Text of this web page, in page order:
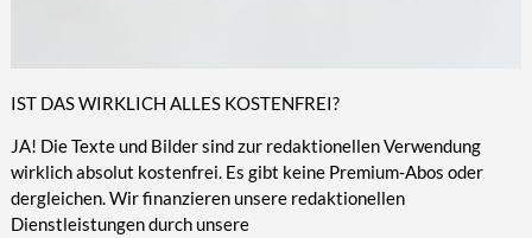
IST DAS WIRKLICH ALLES KOSTENFREI?
JA! Die Texte und Bilder sind zur redaktionellen Verwendung
wirklich absolut kostenfrei. Es gibt keine Premium-Abos oder
dergleichen. Wir finanzieren unsere redaktionellen
Dienstleistungen durch unsere